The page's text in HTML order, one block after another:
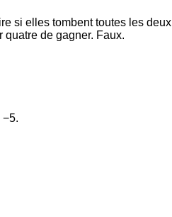
si elles tombent toutes les deux
quatre de gagner. Faux.